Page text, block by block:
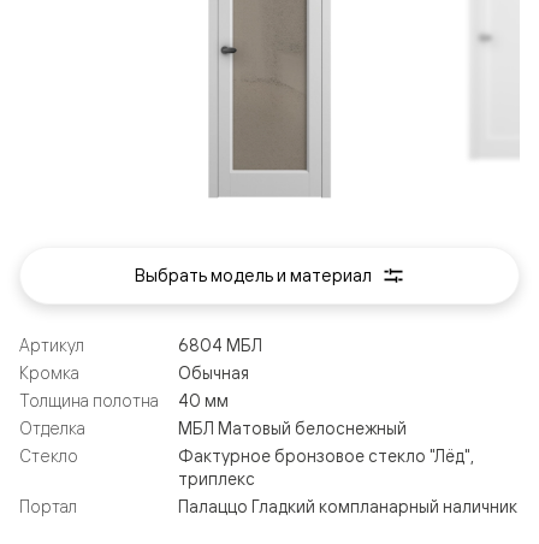
Артикул
6804 МБЛ
Кромка
Обычная
Толщина полотна
40 мм
Отделка
МБЛ Матовый белоснежный
Стекло
Фактурное бронзовое стекло "Лёд",
триплекс
Портал
Палаццо Гладкий компланарный наличник
Выбрать модель и материал